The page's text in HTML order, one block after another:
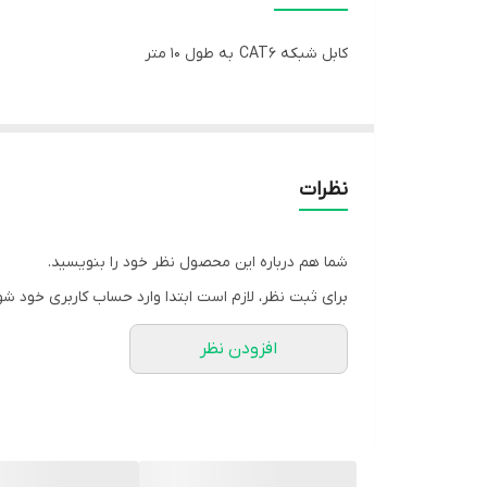
کابل شبکه CAT6 به طول 10 متر
نظرات
شما هم درباره این محصول نظر خود را بنویسید.
برای ثبت نظر، لازم است ابتدا وارد حساب کاربری خود
افزودن نظر